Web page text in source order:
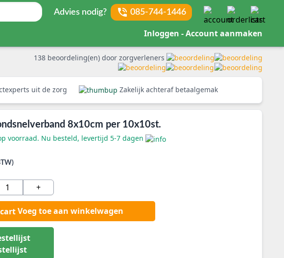
Advies nodig? 085-744-1446
Inloggen - Account aanmaken
138 beoordeling(en) door zorgverleners
uit de zorg Zakelijk achteraf betaalgemak
8x10cm per 10x10st.
voorraad. Nu besteld, levertijd 5-7 dagen
+
Voeg toe aan winkelwagen